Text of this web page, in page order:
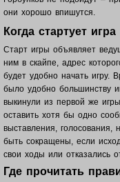
они хорошо впишутся.
Когда стартует
Старт игры объявляет
ним в скайпе, адрес
будет удобно начать игру.
было удобно большинству
выкинули из первой же
оставить хотя бы одно
выставления, голосования,
быть сокращены, если
свои ходы или отказались
Где прочитать